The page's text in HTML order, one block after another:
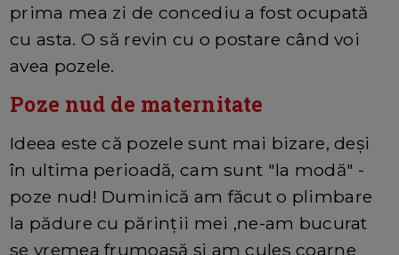
prima mea zi de concediu a fost ocupată
cu asta. O să revin cu o postare când voi
avea pozele.
Poze nud de maternitate
Ideea este că pozele sunt mai bizare, deși
în ultima perioadă, cam sunt "la modă" -
poze nud! Duminică am făcut o plimbare
la pădure cu părinții mei ,ne-am bucurat
se vremea frumoasă și am cules coarne